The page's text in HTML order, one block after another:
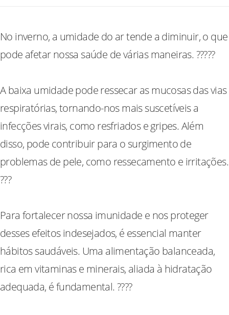
No inverno, a umidade do ar tende a diminuir, o que
pode afetar nossa saúde de várias maneiras. ?????
A baixa umidade pode ressecar as mucosas das vias
respiratórias, tornando-nos mais suscetíveis a
infecções virais, como resfriados e gripes. Além
disso, pode contribuir para o surgimento de
problemas de pele, como ressecamento e irritações.
???
Para fortalecer nossa imunidade e nos proteger
desses efeitos indesejados, é essencial manter
hábitos saudáveis. Uma alimentação balanceada,
rica em vitaminas e minerais, aliada à hidratação
adequada, é fundamental. ????